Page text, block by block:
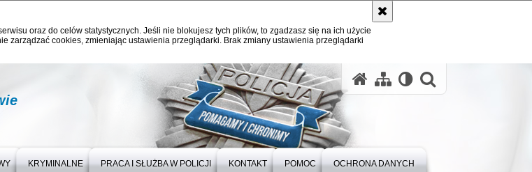
oraz do celów statystycznych. Jeśli nie blokujesz tych plików, to zgadzasz się na ich użycie
zarządzać cookies, zmieniając ustawienia przeglądarki. Brak zmiany ustawienia przeglądarki
KRYMINALNE PRACA I SŁUŻBA W POLICJI KONTAKT POMOC OCHRONA DANYCH